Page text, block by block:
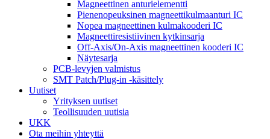
Magneettinen anturielementti
Pienenopeuksinen magneettikulmaanturi IC
Nopea magneettinen kulmakooderi IC
Magneettiresistiivinen kytkinsarja
Off-Axis/On-Axis magneettinen kooderi IC
Näytesarja
PCB-levyjen valmistus
SMT Patch/Plug-in -käsittely
Uutiset
Yrityksen uutiset
Teollisuuden uutisia
UKK
Ota meihin yhteyttä